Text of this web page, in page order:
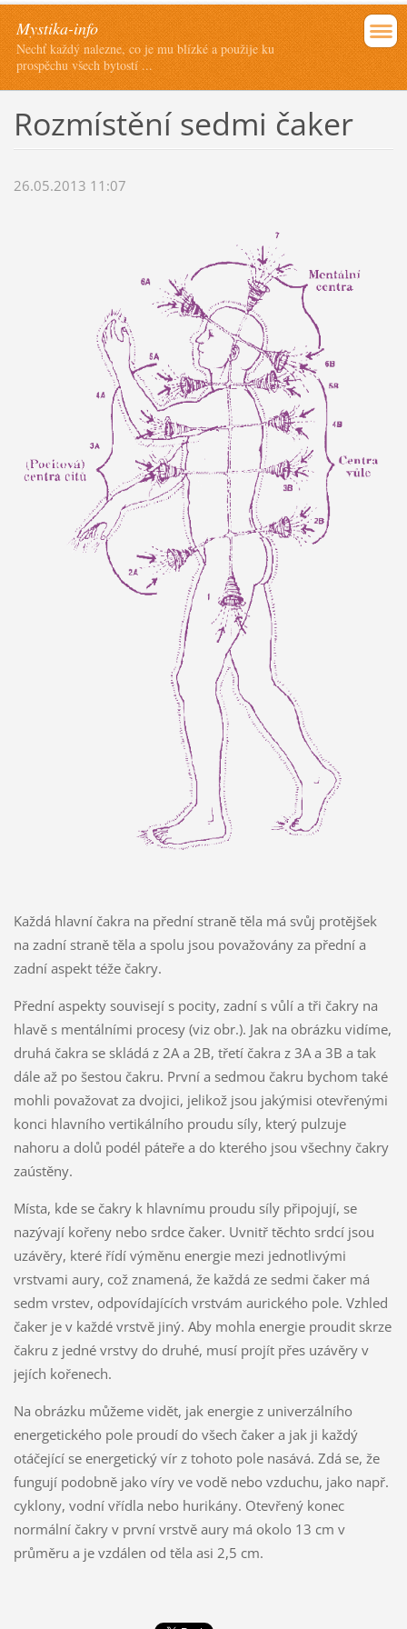
Mystika-info
Nechť každý nalezne, co je mu blízké a použije ku
prospěchu všech bytostí ...
Rozmístění sedmi čaker
26.05.2013 11:07
Každá hlavní čakra na přední straně těla má svůj protějšek
na zadní straně těla a spolu jsou považovány za přední a
zadní aspekt téže čakry.
Přední aspekty souvisejí s pocity, zadní s vůlí a tři čakry na
hlavě s mentálními procesy (viz obr.). Jak na obrázku vidíme,
druhá čakra se skládá z 2A a 2B, třetí čakra z 3A a 3B a tak
dále až po šestou čakru. První a sedmou čakru bychom také
mohli považovat za dvojici, jelikož jsou jakýmisi otevřenými
konci hlavního vertikálního proudu síly, který pulzuje
nahoru a dolů podél páteře a do kterého jsou všechny čakry
zaústěny.
Místa, kde se čakry k hlavnímu proudu síly připojují, se
nazývají kořeny nebo srdce čaker. Uvnitř těchto srdcí jsou
uzávěry, které řídí výměnu energie mezi jednotlivými
vrstvami aury, což znamená, že každá ze sedmi čaker má
sedm vrstev, odpovídajících vrstvám aurického pole. Vzhled
čaker je v každé vrstvě jiný. Aby mohla energie proudit skrze
čakru z jedné vrstvy do druhé, musí projít přes uzávěry v
jejích kořenech.
Na obrázku můžeme vidět, jak energie z univerzálního
energetického pole proudí do všech čaker a jak ji každý
otáčející se energetický vír z tohoto pole nasává. Zdá se, že
fungují podobně jako víry ve vodě nebo vzduchu, jako např.
cyklony, vodní vřídla nebo hurikány. Otevřený konec
normální čakry v první vrstvě aury má okolo 13 cm v
průměru a je vzdálen od těla asi 2,5 cm.